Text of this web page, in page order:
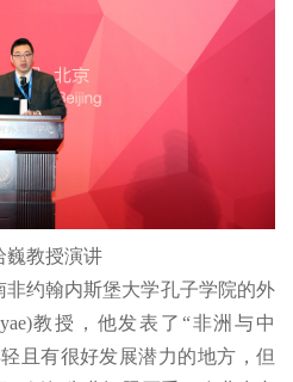
巍教授演讲
约翰内斯堡大学孔子学院的外
教授，他发表了“非洲与中
且有很好发展潜力的地方，但